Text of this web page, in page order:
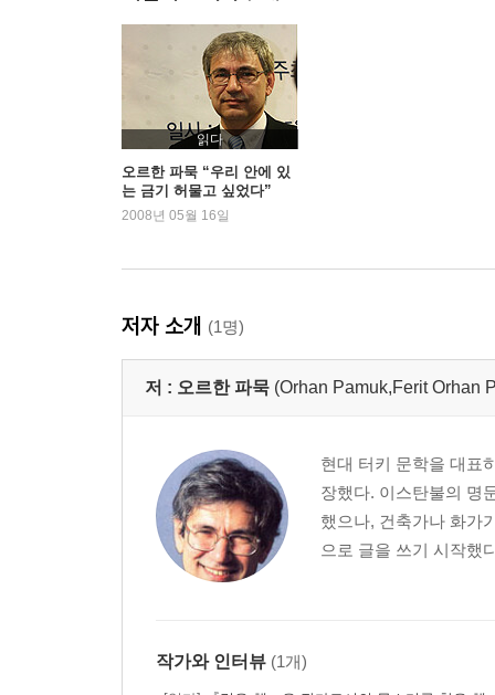
17장 그림 그리는 즐거움
18장 지식과 기이함에 관한 레샤트 에크램 코추의
19장 정복인가 몰락인가: 콘스탄티노플의 터키화
21장 부자들
22장 보스포루스를 지나가는 배들, 화재, 가난, 이
23장 이스탄불의 네르발: 베이올루 산책
24장 변두리 마을, 고티에의 우울한 산책
28장 이스탄불 그리기
29장 그림, 그리고 가족의 행복
30장 보스포루스 위에 떠 있는 배에서 나는 연기
32장 형과의 싸움
33장 외국인 학교의 이방인
34장 불행이란 자신과 도시를 혐오하는 것이다
35장 첫사랑
36장 할리치 만에 떠 있는 배
사진에 관하여
읽다
오르한 파묵 “우리 안에 있
는 금기 허물고 싶었다”
2008년 05월 16일
저자 소개 (1명)
저 : 오르한 파묵 (Orhan Pamuk,Ferit Orhan
현대 터키 문학을 대표
장했다. 이스탄불의 명
했으나, 건축가나 화가
으로 글을 쓰기 시작했
작가와 인터뷰 (1개)